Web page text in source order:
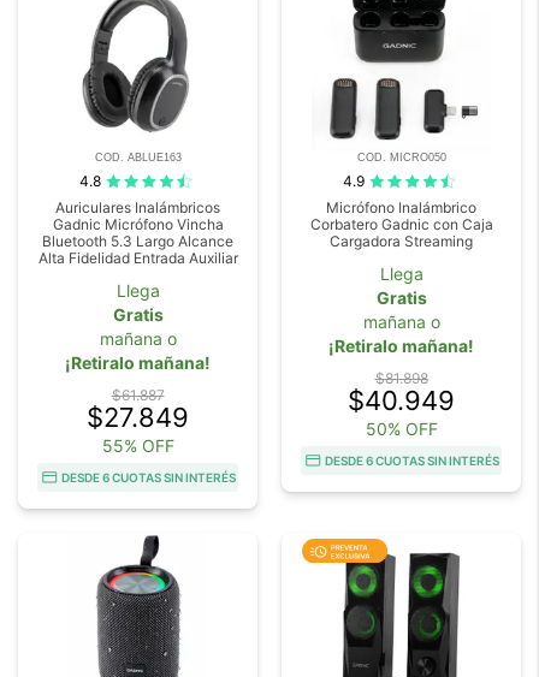
COD. ABLUE163
4.8
Auriculares Inalámbricos
Gadnic Micrófono Vincha
Bluetooth 5.3 Largo Alcance
Alta Fidelidad Entrada Auxiliar
Llega
Gratis
mañana o
¡Retiralo mañana!
$61.887
$27.849
55% OFF
DESDE 6 CUOTAS SIN INTERÉS
COD. MICRO050
4.9
Micrófono Inalámbrico
Corbatero Gadnic con Caja
Cargadora Streaming
Llega
Gratis
mañana o
¡Retiralo mañana!
$81.898
$40.949
50% OFF
DESDE 6 CUOTAS SIN INTERÉS